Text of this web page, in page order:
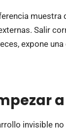
muestra
Salir
expone
invisible